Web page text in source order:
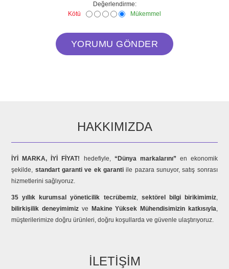
Değerlendirme:
Kötü
Mükemmel
HAKKIMIZDA
İYİ MARKA, İYİ FİYAT! hedefiyle, “Dünya markalarını” en ekonomik
şekilde, standart garanti ve ek garanti ile pazara sunuyor, satış sonrası
hizmetlerini sağlıyoruz.
35 yıllık kurumsal yöneticilik tecrübemiz, sektörel bilgi birikimimiz,
bilirkişilik deneyimimiz ve Makine Yüksek Mühendisimizin katkısıyla,
müşterilerimize doğru ürünleri, doğru koşullarda ve güvenle ulaştırıyoruz.
İLETIŞIM